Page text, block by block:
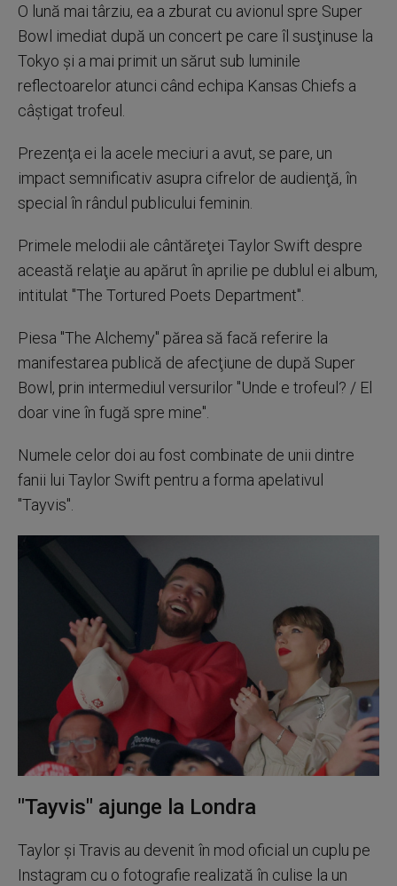
O lună mai târziu, ea a zburat cu avionul spre Super
Bowl imediat după un concert pe care îl susţinuse la
Tokyo şi a mai primit un sărut sub luminile
reflectoarelor atunci când echipa Kansas Chiefs a
câştigat trofeul.
Prezenţa ei la acele meciuri a avut, se pare, un
impact semnificativ asupra cifrelor de audienţă, în
special în rândul publicului feminin.
Primele melodii ale cântăreţei Taylor Swift despre
această relaţie au apărut în aprilie pe dublul ei album,
intitulat "The Tortured Poets Department".
Piesa "The Alchemy" părea să facă referire la
manifestarea publică de afecţiune de după Super
Bowl, prin intermediul versurilor "Unde e trofeul? / El
doar vine în fugă spre mine".
Numele celor doi au fost combinate de unii dintre
fanii lui Taylor Swift pentru a forma apelativul
"Tayvis".
"Tayvis" ajunge la Londra
Taylor şi Travis au devenit în mod oficial un cuplu pe
Instagram cu o fotografie realizată în culise la un